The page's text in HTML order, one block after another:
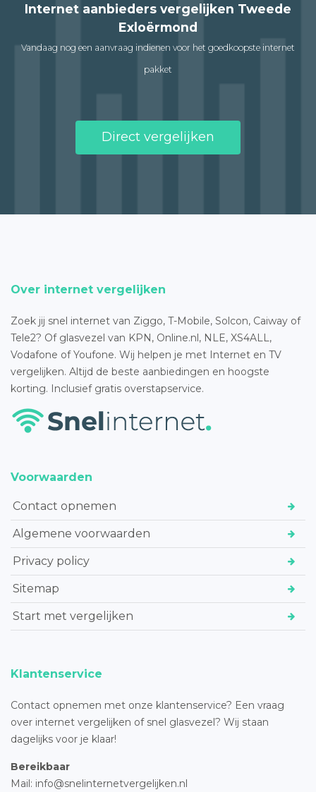
Internet aanbieders vergelijken Tweede
Exloërmond
Vandaag nog een aanvraag indienen voor het goedkoopste internet
pakket
Direct vergelijken
Over internet vergelijken
Zoek jij snel internet van Ziggo, T-Mobile, Solcon, Caiway of
Tele2? Of glasvezel van KPN, Online.nl, NLE, XS4ALL,
Vodafone of Youfone. Wij helpen je met Internet en TV
vergelijken. Altijd de beste aanbiedingen en hoogste
korting. Inclusief gratis overstapservice.
Voorwaarden
Contact opnemen
Algemene voorwaarden
Privacy policy
Sitemap
Start met vergelijken
Klantenservice
Contact opnemen met onze klantenservice? Een vraag
over internet vergelijken of snel glasvezel? Wij staan
dagelijks voor je klaar!
Bereikbaar
Mail: info@snelinternetvergelijken.nl